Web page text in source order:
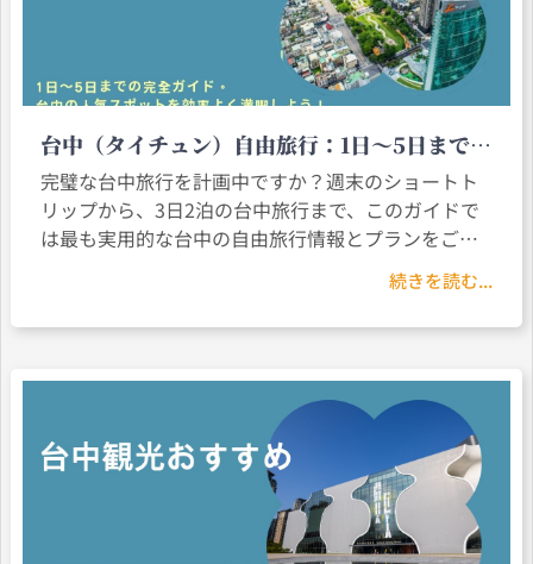
台中（タイチュン）自由旅行：1日〜5日までの
完全ガイド。台中の人気スポットを効率よく満
喫しよう！
完璧な台中旅行を計画中ですか？週末のショートト
リップから、3日2泊の台中旅行まで、このガイドで
は最も実用的な台中の自由旅行情報とプランをご紹
介します。台中は気候が穏やかで、美食が多く、年
齢問わず楽しめるスポットが多数あります。
続きを読む...